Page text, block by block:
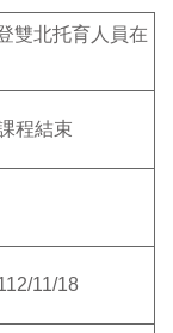
雙北托育人員在
程結束
11/18